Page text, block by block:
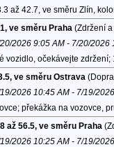
až 42.7, ve směru Zlín,
ve směru Praha (Zdržení
2026 9:05 AM - 7/20/2026
vozidlo, očekávejte zdržení;
ve směru Ostrava
2026 10:45 AM - 7/19/
překážka na vozovce,
až 56.5, ve směru Praha
2026 10:25 AM - 7/19/